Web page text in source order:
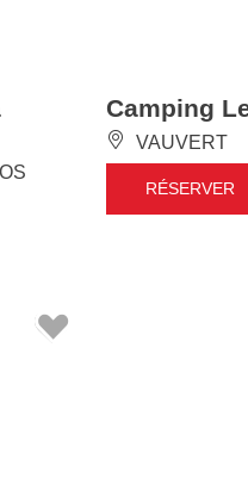
Camping
VAUVERT
RÉSERVER